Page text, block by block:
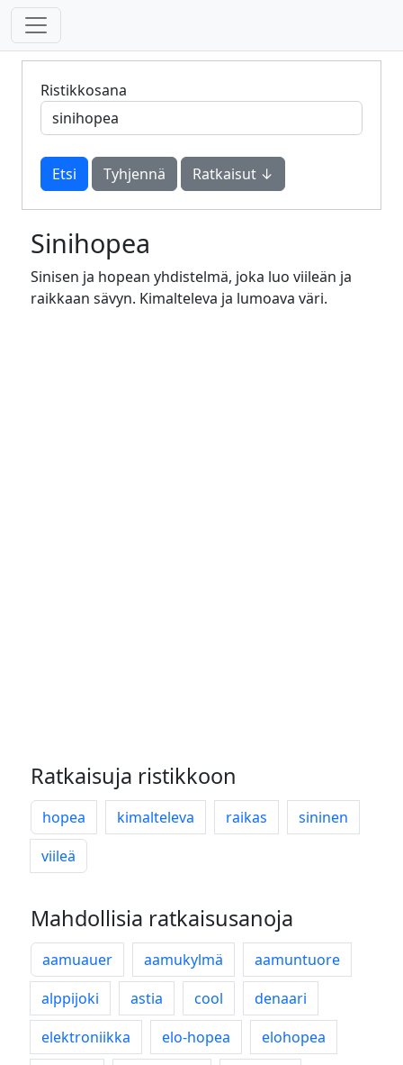
Ristikkosana
Tyhjennä Ratkaisut ↓
Sinihopea
Sinisen ja hopean yhdistelmä, joka luo viileän ja
raikkaan sävyn. Kimalteleva ja lumoava väri.
Ratkaisuja ristikkoon
hopea kimalteleva raikas
sininen
viileä
Mahdollisia ratkaisusanoja
aamuauer aamukylmä
aamuntuore
alppijoki
astia cool
denaari
elektroniikka
elo-hopea
elohopea